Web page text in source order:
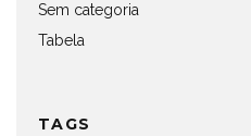
Sem categoria
Tabela
TAGS